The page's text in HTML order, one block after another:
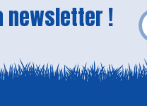
newsletter !